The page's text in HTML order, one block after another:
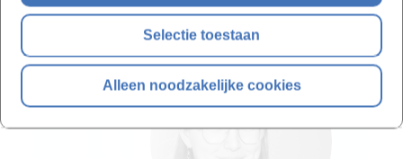
Selectie toestaan
Alleen noodzakelijke cookies